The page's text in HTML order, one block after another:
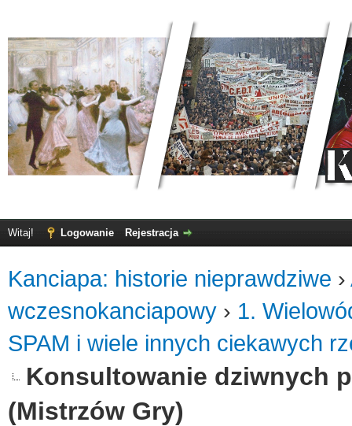
Witaj! Logowanie Rejestracja
Kanciapa: historie nieprawdziwe ›
wczesnokanciapowy › 1.
SPAM i wiele innych ciekawych
Konsultowanie dziwnych
(Mistrzów Gry)